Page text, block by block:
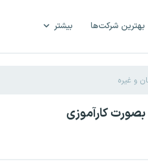
بهترین شرکت‌ها بیشتر
بصورت کارآموزی